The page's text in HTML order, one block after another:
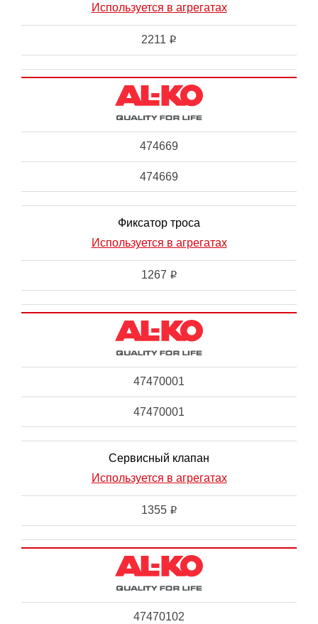
Используется в агрегатах
2211 i
474669
474669
Фиксатор троса
Используется в агрегатах
1267 i
47470001
47470001
Сервисный клапан
Используется в агрегатах
1355 i
47470102